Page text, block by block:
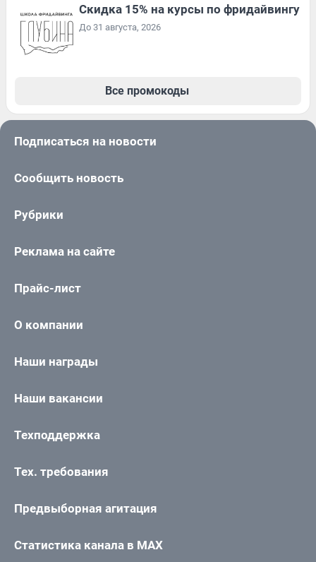
Скидка 15% на курсы по фридайвингу
До 31 августа, 2026
Все промокоды
Подписаться на новости
Сообщить новость
Рубрики
Реклама на сайте
Прайс-лист
О компании
Наши награды
Наши вакансии
Техподдержка
Тех. требования
Предвыборная агитация
Статистика канала в MAX